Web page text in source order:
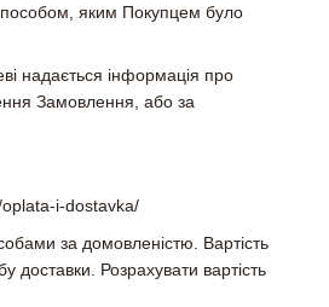
яким Покупцем було
надається інформація про
Замовлення, або за
oplata-i-dostavka/
за домовленістю. Вартість
доставки. Розрахувати вартість